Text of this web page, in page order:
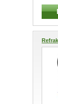
150W
st...